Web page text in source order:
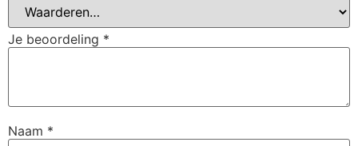
Je beoordeling *
Naam *